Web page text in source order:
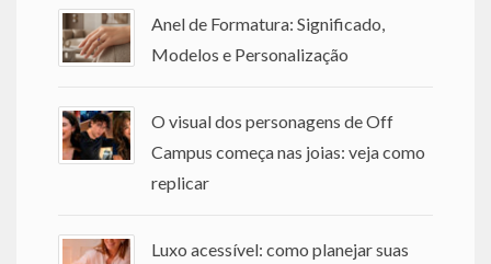
Anel de Formatura: Significado,
Modelos e Personalização
O visual dos personagens de Off
Campus começa nas joias: veja como
replicar
Luxo acessível: como planejar suas